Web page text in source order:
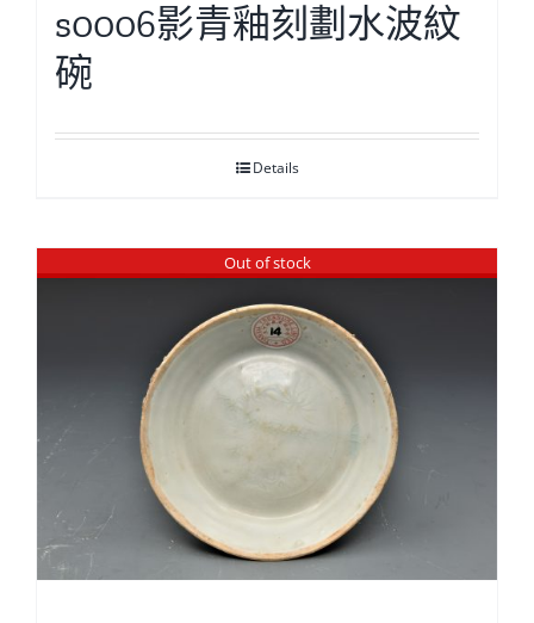
s0006影青釉刻劃水波紋
碗
Details
Out of stock